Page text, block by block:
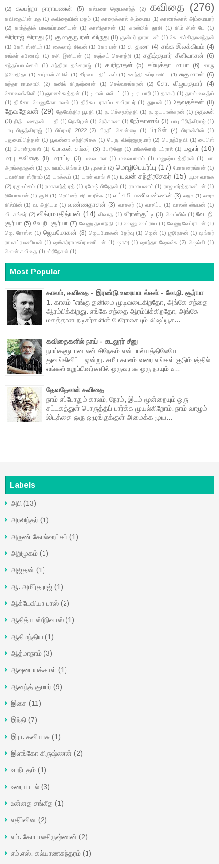
(2) கல்பற்றா நாராயணன் (5) கல்பனா ஜெயகாந்த் (2) கவிதை (276)
கவிதையின் மத (1) கவிதையின் மதம் (1) காரைக்கால் அம்மைய (1) காரைக்கால் அம்மையார்
(2) கார்த்திக் பாலசுப்ரமணியன் (1) காளிதாசன் (1) காஸ்மிக் தூசி (1) கிம் சின் டே (1)
கிரிராஜ் கிராது (3) குமரகுருபரன் விருது (8) குன்வர் நாராயண் (1) கே. சச்சிதானந்தன்
(1) கேரி ஸ்னிடர் (1) கைலாஷ் சிவன் (1) கோ யுன் (1) ச. துரை (4) சங்க இலக்கியம் (4)
சங்கர் கணேஷ் (1) சசி இனியன் (1) சஞ்சய் சௌத்ரி (1) சதீஷ்குமார் சீனிவாசன் (6)
சந்தப்பாடல்கள் (1) சந்திரா தங்கராஜ் (1) சபரிநாதன் (5) சம்யுக்தா மாயா (6)
சாரு
நிவேதிதா (1) சார்லஸ் சிமிக் (1) சீர்மை பதிப்பகம் (1) சுகந்தி சுப்ரமணிய (1) சுகுமாரன் (6)
சுந்தர ராமசாமி (2) சுனில் கிருஷ்ணன் (1) செல்வசங்கரன் (2) சோ. விஜயகுமார் (4)
சோலைக்கிளி (1) ஞானக்கூத்தன் (1) டி.எஸ். எலியட் (1) டி.ஏ. பாரி (1) தாகூர் (1) தாஸ் வைத்ய்
(1) தி.சோ. வேணுகோபாலன் (1) திரிகூட ராசப்ப கவிராயர் (1) தூயன் (1) தேவதச்சன் (8)
தேவதேவன் (29) தேவேந்திர பூபதி (1) ந. பிச்சமூர்த்தி (1) ந. ஜயபாஸ்கரன் (1) நகுலன்
(3) நித்ய சைதன்ய யதி (1) நெகிழன் (1) நேர்காண (1) நேர்காணல் (3) பாபு பிரித்விராஜ் (1)
பாபு பிருத்விராஜ்
(1) பிப்ரவரி 2022 (2) பிரதீப் கென்னடி (1) பிரமிள் (4) பிரான்சிஸ்
(1)
புதுமைப்பித்தன் (1) பூவன்னா சந்திரசேக (1) பெரு. விஷ்ணுகுமார் (2) பெருந்தேவி (1) பைபிள்
(1) பொன்முகலி (1) போகன் சங்கர் (3) போர்ஹே (1) மங்களேஷ் டப்ரால் (1) மதார் (10)
மரபு கவிதை (8) மராட்டி (3) மலையாள (1) மலையாளம் (1) மனுஷ்யபுத்திரன் (1) மா.
அரங்கநாதன் (1) மு. சுயம்புலிங்கம் (1) முகாம் (2) மொழிபெயர்ப்பு (17) மோகனரங்கன் (1)
யவனிகா ஸ்ரீராம் (2) யாக்கூப் (1) யான் வாங் லீ (1) யுவன் சந்திரசேகர் (15) யூமா வாசுக
(2) ரகுவம்சம் (1) ரமாகாந்த் ரத் (1) ரமேஷ் பிரேதன் (1) ராமாயணம் (1) ராஜமார்த்தாண்டன் (1)
ரியோகான் (1) ரூமி (1) ரெயினர் மரியா ரீல்க (1) லட்சுமி மணிவண்ணன் (3) லதா (1) லாரா
கில்பின் (1) வ. அதியம (1) வண்ணதாசன் (3) வாசகர் (1) வாசிப்பு (1) வாலஸ் ஸ்டீபன் (1)
வி. சங்கர் (2) விக்ரமாதித்யன் (14) விவாத (1) வீரான்குட்டி (3) வெய்யில் (1) வே. நி.
சூர்யா (5) வே.நி. சூர்யா (7) வேணு தயாநிதி (1) வேணு வேட்ராய (1) வேணு வேட்ராயன் (1)
ஜெ. ரோஸ்ல (1) ஜெயமோகன் (3) ஜெயமோகன் தேர்வு (1) ஜென் (1) ஶ்ரீநேசன் (1) ஷங்கர்
ராமசுப்ரமணியன் (1) ஷங்கர்ராமசுப்ரமணியன் (1) ஷாஅ (1) ஷாந்தா ஷேலகே (2) ஷெல்லி (1)
ஸென் கவிதை (1) ஸ்ரீநேசன் (1)
Most Popular
காலம், கவிதை - இரண்டு உரையாடல்கள் - வே.நி. சூர்யா
1. காலம் "எங்கு தனிமை முடிவடைகிறதோ, அங்கே சந்தை
ஆரம்பிக்கிறது. எங்கே சந்தை ஆரம்பிக்கிறதோ, அங்கே
மகத்தான நடிகர்களின் பேரோசையும் விஷப்பூச...
கவிதைகளில் நாய் - கடலூர் சீனு
நாய்களுடான என் சிநேகம் என் பால்யத்திலேயே
துவங்கிவிட்ட ஒன்று. சமீப காலம் வரை எங்கள் குடும்பத்தில்
எங்கள் உறுப்பினர்களில் ஒருவராக ஒரு நாயும் உ...
தேவதேவன் கவிதை
நாம் எப்போதும் காலம், நேரம், இடம் மூன்றையும் ஒரு
சட்டகத்துள் பொருத்திப் பார்க்க முயல்கிறோம். நாம் வாழும்
இடத்தை ஒரு ஒழுங்குக்குள் அமைக்க முய...
Labels
அபி (13)
அரவிந்தர் (1)
அருண் கோல்ஹட்கர் (1)
அறிமுகம் (1)
அஜிதன் (1)
ஆ. அமிர்தராஜ் (1)
ஆக்டேவியா பாஸ் (2)
ஆதித்ய ஸ்ரீநிவாஸ் (1)
ஆதிமந்திய (1)
ஆத்மாநாம் (3)
ஆவுடையக்காள் (1)
ஆனந்த் குமார் (9)
இசை (11)
இந்தி (7)
இரா. கவியரசு (1)
இளங்கோ கிருஷ்ணன் (2)
உபநிடதம் (1)
உரையாடல் (3)
உன்னத சங்கீத (1)
எதிர்வின (2)
எம். கோபாலகிருஷ்ணன் (2)
எம்.எஸ். கல்யாணசுந்தரம் (1)